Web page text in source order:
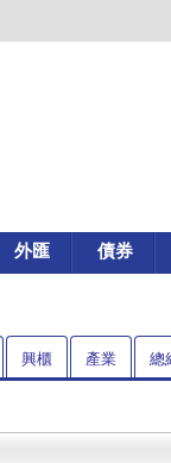
外匯 債券
興櫃 產業 總